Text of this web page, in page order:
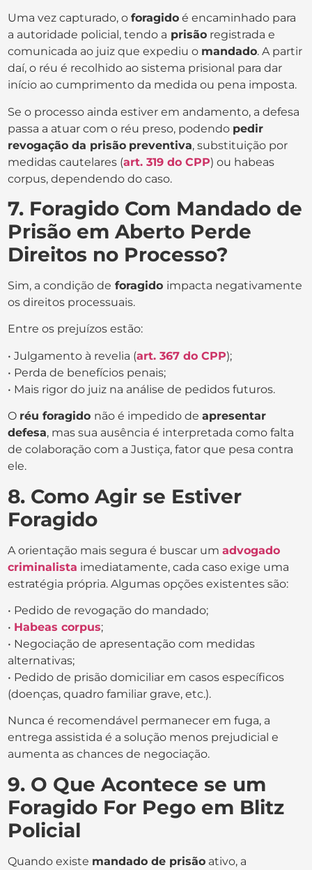
Uma vez capturado, oforagido é encaminhado para
a autoridade policial, tendo a prisão registrada e
comunicada ao juiz que expediu o mandado. A partir
daí, o réu é recolhido ao sistema prisional para dar
início ao cumprimento da medida ou pena imposta.
Se o processo ainda estiver em andamento, a defesa
passa a atuar com o réu preso, podendo pedir
revogação da prisão preventiva, substituição por
medidas cautelares (art. 319 do CPP) ou habeas
corpus, dependendo do caso.
7. Foragido Com Mandado de
Prisão em Aberto Perde
Direitos no Processo?
Sim, a condição de foragido impacta negativamente
os direitos processuais.
Entre os prejuízos estão:
• Julgamento à revelia (art. 367 do CPP);
• Perda de benefícios penais;
• Mais rigor do juiz na análise de pedidos futuros.
O réu foragido não é impedido deapresentar
defesa, mas sua ausência é interpretada como falta
de colaboração com a Justiça, fator que pesa contra
ele.
8. Como Agir se Estiver
Foragido
A orientação mais segura é buscar umadvogado
criminalista imediatamente, cada caso exige uma
estratégia própria. Algumas opções existentes são:
• Pedido de revogação do mandado;
• Habeas corpus;
• Negociação de apresentação com medidas
alternativas;
• Pedido de prisão domiciliar em casos específicos
(doenças, quadro familiar grave, etc.).
Nunca é recomendável permanecer em fuga, a
entrega assistida é a solução menos prejudicial e
aumenta as chances de negociação.
9. O Que Acontece se um
Foragido For Pego em Blitz
Policial
Quando existe mandado de prisão ativo, a